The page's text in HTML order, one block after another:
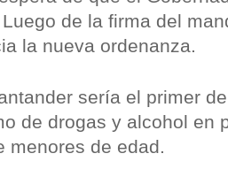
de la firma del
la nueva ordenanza.
sería el primer
de drogas y alcohol en
menores de edad.